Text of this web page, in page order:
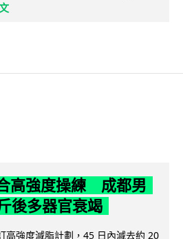
高強度操練 成都男
後多器官衰竭
高強度減脂計劃，45 日內減去約 20